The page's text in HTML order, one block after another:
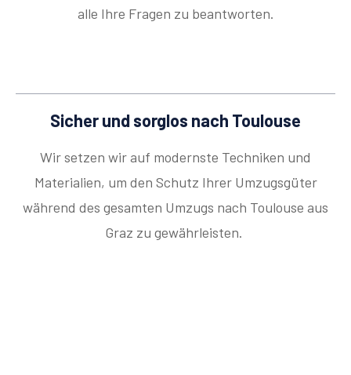
alle Ihre Fragen zu beantworten.
Sicher und sorglos nach Toulouse
Wir setzen wir auf modernste Techniken und
Materialien, um den Schutz Ihrer Umzugsgüter
während des gesamten Umzugs nach Toulouse aus
Graz zu gewährleisten.